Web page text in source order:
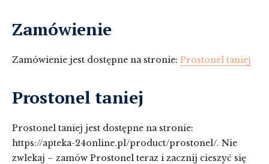
Zamówienie
Zamówienie jest dostępne na stronie: Prostonel taniej
Prostonel taniej
Prostonel taniej jest dostępne na stronie:
https://apteka-24online.pl/product/prostonel/. Nie
zwlekaj – zamów Prostonel teraz i zacznij cieszyć się